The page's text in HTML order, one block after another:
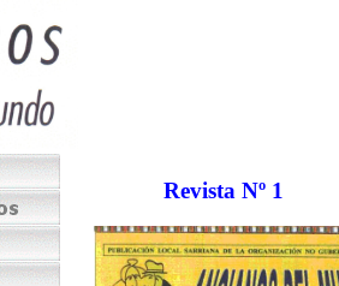
Revista Nº 1